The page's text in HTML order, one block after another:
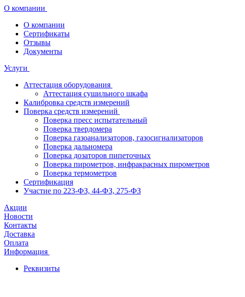
О компании
О компании
Сертификаты
Отзывы
Документы
Услуги
Аттестация оборудования
Аттестация сушильного шкафа
Калибровка средств измерений
Поверка средств измерений
Поверка пресс испытательный
Поверка твердомера
Поверка газоанализаторов, газосигнализаторов
Поверка дальномера
Поверка дозаторов пипеточных
Поверка пирометров, инфракрасных пирометров
Поверка термометров
Сертификация
Участие по 223-ФЗ, 44-ФЗ, 275-ФЗ
Акции
Новости
Контакты
Доставка
Оплата
Информация
Реквизиты